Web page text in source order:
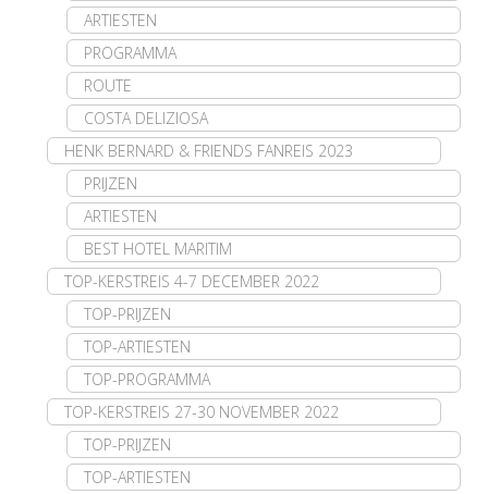
ARTIESTEN
PROGRAMMA
ROUTE
COSTA DELIZIOSA
HENK BERNARD & FRIENDS FANREIS 2023
PRIJZEN
ARTIESTEN
BEST HOTEL MARITIM
TOP-KERSTREIS 4-7 DECEMBER 2022
TOP-PRIJZEN
TOP-ARTIESTEN
TOP-PROGRAMMA
TOP-KERSTREIS 27-30 NOVEMBER 2022
TOP-PRIJZEN
TOP-ARTIESTEN